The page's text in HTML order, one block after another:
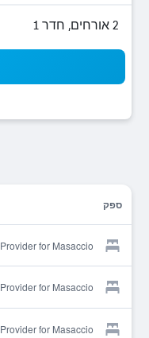
2 אורחים, חדר 1
ספק
Provider for Masaccio
Provider for Masaccio
Provider for Masaccio